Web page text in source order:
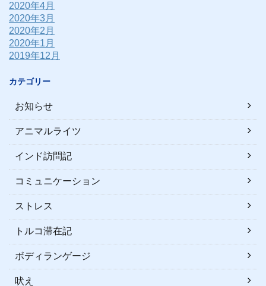
2020年4月
2020年3月
2020年2月
2020年1月
2019年12月
カテゴリー
お知らせ
アニマルライツ
インド訪問記
コミュニケーション
ストレス
トルコ滞在記
ボディランゲージ
吠え